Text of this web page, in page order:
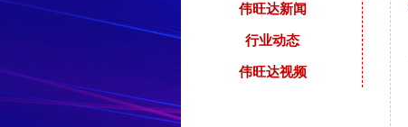
伟旺达新闻
行业动态
伟旺达视频